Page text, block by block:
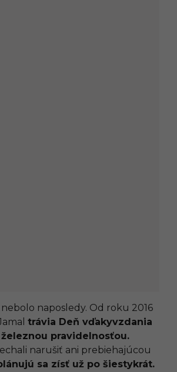
naposledy. Od roku 2016
trávia Deň vďakyvzdania
pravidelnosťou.
narušiť ani prebiehajúcou
sa zísť už po šiestykrát.